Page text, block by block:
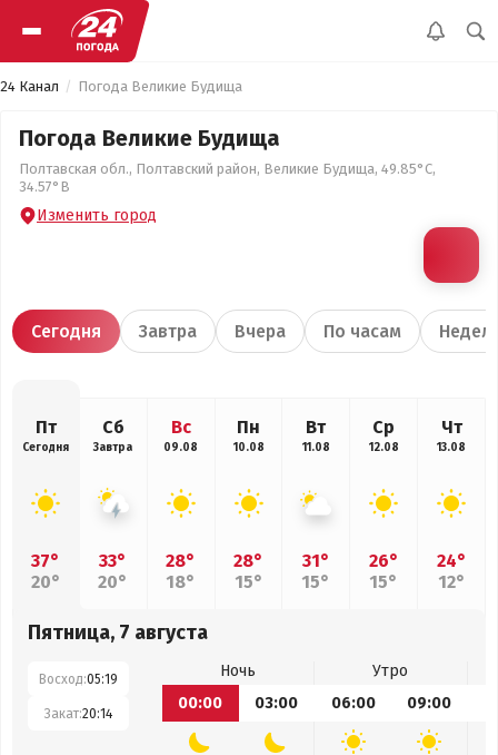
24 Канал Погода Великие Будища
Погода Великие Будища
Полтавская обл., Полтавский район, Великие Будища, 49.85°С,
34.57°В
Изменить город
Сегодня Завтра Вчера По часам
Пт
Сегодня
37°
20°
Сб
Завтра
33°
20°
Вс
09.08
28°
18°
Пн
10.08
28°
15°
Вт
11.08
31°
15°
Ср
12.08
26°
15°
Чт
13.08
24°
12°
Пятница, 7 августа
Восход:05:19
Закат:20:14
Ночь
Утро
00:00
03:00 06:00 09:00